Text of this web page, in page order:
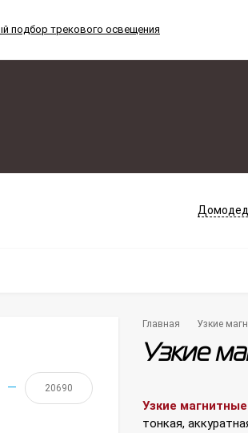
подбор трекового освещения
Главная Узкие
Узкие
Узкие
тонкая,
—